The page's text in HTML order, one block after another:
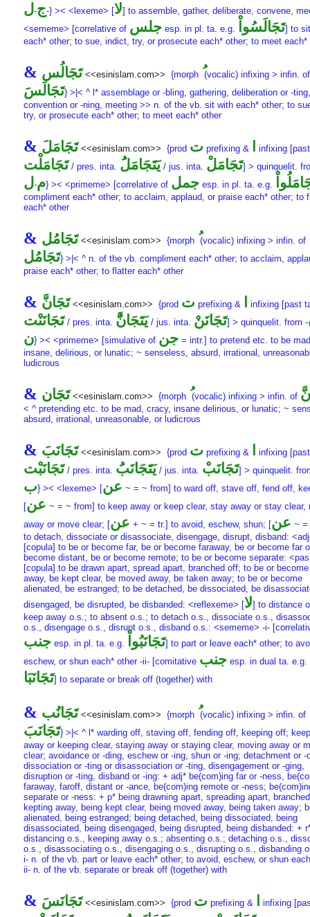
ج-ل -} >< <lexeme> [لا] to assemble, gather, deliberate, convene,
<sememe> [correlative of جلسesp. in pl. ta. e.g. تَجَالَسُواْ] to
each* other; to sue, indict, try, or prosecute each* other; to meet each*
& تَجَالُس <<esinislam.com>> {morph (vocalic) infixing > infin. of
تَجَالَسَ} >|< ^ l* assemblage or -bling, gathering, deliberation or -ting,
convention or -ning, meeting >> n. of the vb. sit with each* other; to
try, or prosecute each* other; to meet each* other
& تَجَامَلَ <<esinislam.com>> {prod ت prefixing & infixing
تَجَامَلْت/ pres. inta. يَتَجَامَلَُ / jus. inta. تَجَامَلْ] > quinquelit.
م-ل } >< <primeme> [correlative of جملesp. in pl. ta. e.g.
compliment each* other; to acclaim, applaud, or praise each* other; to
each* other
& تَجَامُل <<esinislam.com>> {morph (vocalic) infixing > infin. of
تَجَامُل} >|< ^ n. of the vb. compliment each* other; to acclaim,
praise each* other; to flatter each* other
& تَجَانَّ <<esinislam.com>> {prod ت prefixing & infixing [past
تَجَانَنْت/ pres. inta. يَتَجَانَُّ / jus. inta. تَجَانَنْ] > quinquelit. from -
ن} >< <primeme> [simulative of جن= intr.] to pretend etc. to be
insane, delirious, or lunatic; ~ senseless, absurd, irrational,
ludicrous
& تَجَان <<esinislam.com>> {morph (vocalic) infixing > infin. of
< ^ pretending etc. to be mad, cracy, insane delirious, or lunatic; ~
absurd, irrational, unreasonable, or ludicrous
& تَجَانَبَ <<esinislam.com>> {prod ت prefixing & infixing
تَجَانَبْت/ pres. inta. يَتَجَانَبَُ / jus. inta. تَجَانَبْ] > quinquelit.
ب} >< <lexeme> [عن ~ = ~ from] to ward off, stave off, fend off,
[عن ~ = ~ from] to keep away or keep clear, stay away or stay clear,
away or move clear; [عن + ~ = tr.] to avoid, eschew, shun; [عن ~ =
to detach, dissociate or disassociate, disengage, disrupt, disband:
[copula] to be or become far, be or become faraway, be or become far
become distant, be or become remote; to be or become separate:
[copula] to be drawn apart, spread apart, branched off; to be or
away, be kept clear, be moved away, be taken away; to be or become
alienated, be estranged; to be detached, be dissociated, be
disengaged, be disrupted, be disbanded: <reflexeme> [لا] to distance
keep away o.s.; to absent o.s.; to detach o.s., dissociate o.s.,
o.s., disengage o.s., disrupt o.s., disband o.s.: <sememe> -i-
جنبesp. in pl. ta. e.g. تَجَانَبُواْ] to part or leave each* other; to
eschew, or shun each* other -ii- [comitative جنبesp. in dual ta. e.g.
تَجَانَبَا] to separate or break off (together) with
& تَجَانُب <<esinislam.com>> {morph (vocalic) infixing > infin. of
تَجَانَبَ} >|< ^ l* warding off, staving off, fending off, keeping off;
away or keeping clear, staying away or staying clear, moving away or
clear; avoidance or -ding, eschew or -ing, shun or -ing; detachment or -
dissociation or -ting or disassociation or -ting, disengagement or -ging,
disruption or -ting, disband or -ing: + adj* be(com)ing far or -ness,
faraway, faroff, distant or -ance, be(com)ing remote or -ness;
separate or -ness: + p* being drawning apart, spreading apart,
kepting away, being kept clear, being moved away, being taken away;
alienated, being estranged; being detached, being dissociated, being
disassociated, being disengaged, being disrupted, being disbanded: +
distancing o.s., keeping away o.s.; absenting o.s.; detaching o.s.,
o.s., disassociating o.s., disengaging o.s., disrupting o.s., disbanding
i- n. of the vb. part or leave each* other; to avoid, eschew, or shun
ii- n. of the vb. separate or break off (together) with
& تَجَانَسَ <<esinislam.com>> {prod ت prefixing & infixing